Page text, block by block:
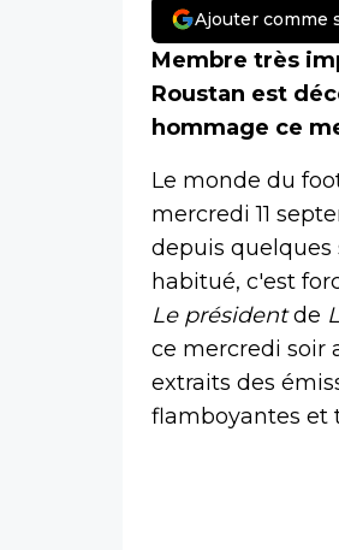
Ajouter comme
Membre très
Roustan est
hommage ce
Le monde du
mercredi 11
depuis quelques
habitué, c'est
Le présidentde
ce mercredi soir
extraits des
flamboyantes et